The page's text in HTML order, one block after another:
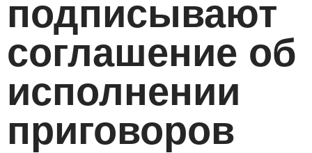
подписывают
соглашение об
исполнении
приговоров